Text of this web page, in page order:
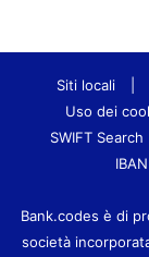
Siti locali
Uso dei
SWIFT Search
Bank.codes è di
società